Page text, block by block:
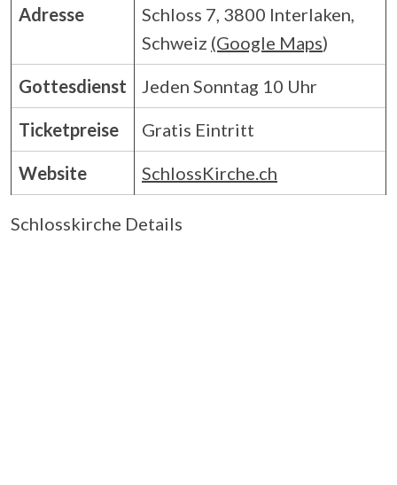
Adresse
Schloss 7, 3800 Interlaken,
Schweiz (Google Maps)
Gottesdienst Jeden Sonntag 10 Uhr
Ticketpreise Gratis Eintritt
Website SchlossKirche.ch
Schlosskirche Details